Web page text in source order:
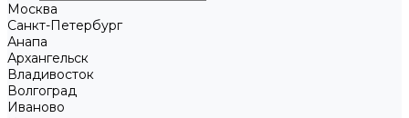
Москва
Санкт-Петербург
Анапа
Архангельск
Владивосток
Волгоград
Иваново